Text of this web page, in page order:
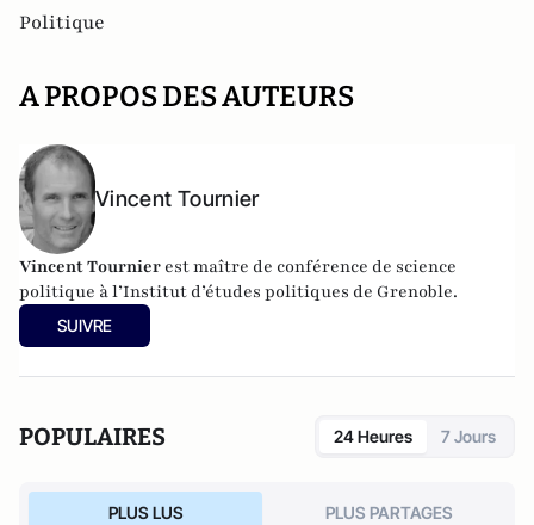
Politique
A PROPOS DES AUTEURS
Vincent Tournier
Vincent Tournier est maître de conférence de science
politique à l’Institut d’études politiques de Grenoble.
SUIVRE
POPULAIRES 24 Heures 7 Jours
PLUS LUS PLUS PARTAGES